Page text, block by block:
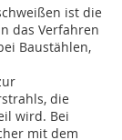
ist die
das Verfahren
Baustählen,
die
wird. Bei
mit dem